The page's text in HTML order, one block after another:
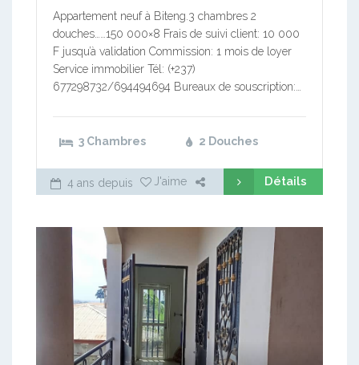
Appartement neuf à Biteng.3 chambres 2
douches……150 000×8 Frais de suivi client: 10 000
F jusqu’à validation Commission: 1 mois de loyer
Service immobilier Tél: (+237)
677298732/694494694 Bureaux de souscription:…
3 Chambres 2 Douches
4 ans depuis J'aime Détails